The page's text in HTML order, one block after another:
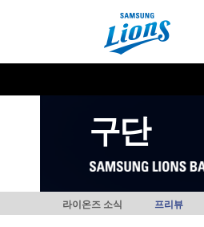
구단
라이온즈 소식 프리뷰